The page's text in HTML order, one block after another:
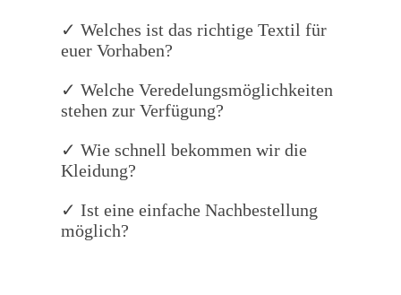
✓ Welches ist das richtige Textil für
euer Vorhaben?
✓ Welche Veredelungsmöglichkeiten
stehen zur Verfügung?
✓ Wie schnell bekommen wir die
Kleidung?
✓ Ist eine einfache Nachbestellung
möglich?